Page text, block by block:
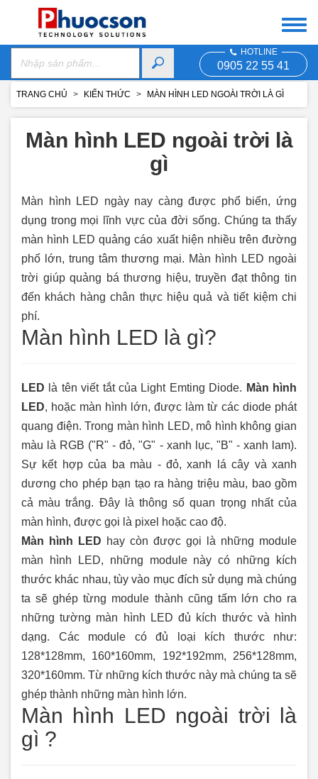
HOTLINE
0905 22 55 41
TRANG CHỦ KIẾN THỨC MÀN HÌNH LED NGOÀI TRỜI LÀ GÌ
Màn hình LED ngoài trời là
gì
Màn hình LED ngày nay càng được phổ biến, ứng
dụng trong mọi lĩnh vực của đời sống. Chúng ta thấy
màn hình LED quảng cáo xuất hiện nhiều trên đường
phố lớn, trung tâm thương mại. Màn hình LED ngoài
trời giúp quảng bá thương hiệu, truyền đạt thông tin
đến khách hàng chân thực hiệu quả và tiết kiệm chi
phí.
Màn hình LED là gì?
LED là tên viết tắt của Light Emting Diode. Màn hình
LED, hoặc màn hình lớn, được làm từ các diode phát
quang điện. Trong màn hình LED, mô hình không gian
màu là RGB ("R" - đỏ, "G" - xanh lục, "B" - xanh lam).
Sự kết hợp của ba màu - đỏ, xanh lá cây và xanh
dương cho phép bạn tạo ra hàng triệu màu, bao gồm
cả màu trắng. Đây là thông số quan trọng nhất của
màn hình, được gọi là pixel hoặc cao độ.
Màn hình LED hay còn được gọi là những module
màn hình LED, những module này có những kích
thước khác nhau, tùy vào mục đích sử dụng mà chúng
ta sẽ ghép từng module thành cũng tấm lớn cho ra
những tường màn hình LED đủ kích thước và hình
dạng. Các module có đủ loại kích thước như:
128*128mm, 160*160mm, 192*192mm, 256*128mm,
320*160mm. Từ những kích thước này mà chúng ta sẽ
ghép thành những màn hình lớn.
Màn hình LED ngoài trời là
gì ?